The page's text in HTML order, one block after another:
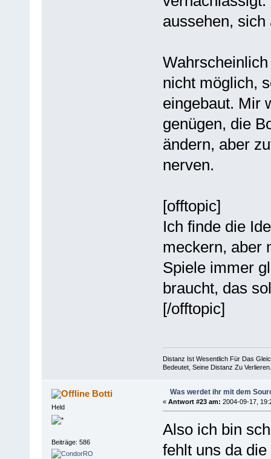
aussehen,
nicht möglich,
eingebaut. Mir
genügen, die
ändern, aber
nerven.
[offtopic]
Ich finde die
meckern, aber
Spiele immer
braucht, das
[/offtopic]
Distanz Ist Wesentlich Für Das
Bedeutet, Seine Distanz Zu
Botti
Held
Beiträge: 586
Was werdet ihr mit dem
« Antwort #23 am: 2004-09-17,
Also ich bin
fehlt uns da die